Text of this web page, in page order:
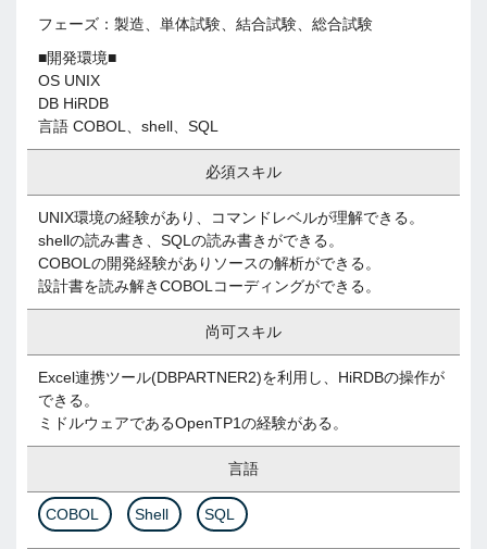
フェーズ：製造、単体試験、結合試験、総合試験
■開発環境■
OS UNIX
DB HiRDB
言語 COBOL、shell、SQL
必須スキル
UNIX環境の経験があり、コマンドレベルが理解できる。
shellの読み書き、SQLの読み書きができる。
COBOLの開発経験がありソースの解析ができる。
設計書を読み解きCOBOLコーディングができる。
尚可スキル
Excel連携ツール(DBPARTNER2)を利用し、HiRDBの操作が
できる。
ミドルウェアであるOpenTP1の経験がある。
言語
COBOL Shell SQL